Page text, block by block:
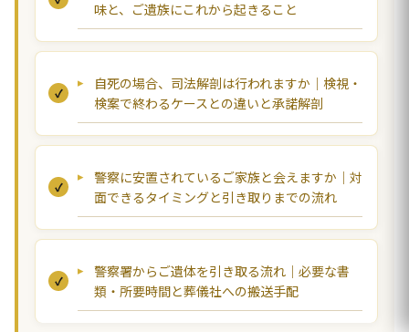
味と、ご遺族にこれから起きること
自死の場合、司法解剖は行われますか｜検視・
検案で終わるケースとの違いと承諾解剖
警察に安置されているご家族と会えますか｜対
面できるタイミングと引き取りまでの流れ
警察署からご遺体を引き取る流れ｜必要な書
類・所要時間と葬儀社への搬送手配